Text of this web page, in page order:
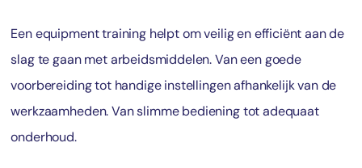
Een equipment training helpt om veilig en efficiënt aan de
slag te gaan met arbeidsmiddelen. Van een goede
voorbereiding tot handige instellingen afhankelijk van de
werkzaamheden. Van slimme bediening tot adequaat
onderhoud.